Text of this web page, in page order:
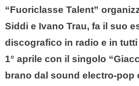
“Fuoriclasse Talent”
Siddi e Ivano Trau, fa il suo
discografico in radio e in
1° aprile con il singolo
brano dal sound electro-pop